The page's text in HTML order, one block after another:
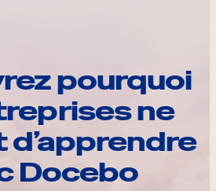
pourquoi
ne
Docebo